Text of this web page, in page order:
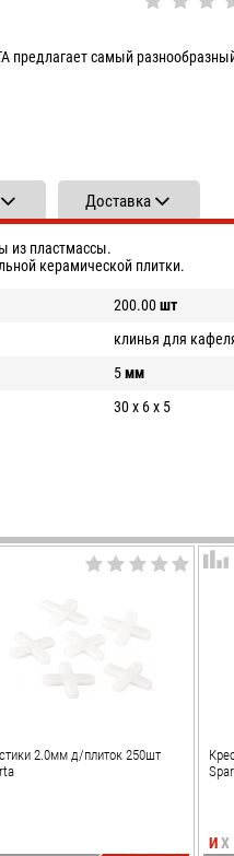
предлагает самый
из пластмассы.
керамической плитки.
200.00шт
клинья для
5мм
30 x 6 x 5
Доставка
2.0мм д/плиток 250шт
И Х